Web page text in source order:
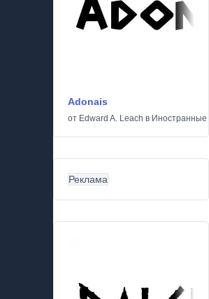
Adonais
от Edward A. Leach в Иностранные
Реклама